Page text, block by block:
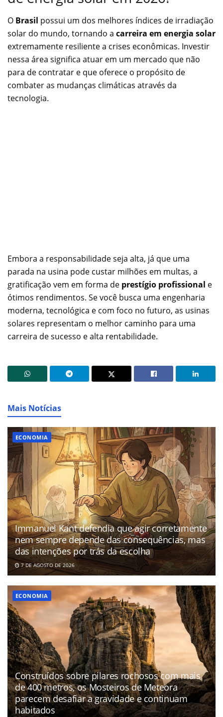
O Brasil possui um dos melhores índices de irradiação
solar do mundo, tornando a carreira em energia solar
extremamente resiliente a crises econômicas. Investir
nessa área significa atuar em um mercado que não
para de contratar e que oferece o propósito de
combater as mudanças climáticas através da
tecnologia.
Embora a responsabilidade seja alta, já que uma
parada na usina pode custar milhões em multas, a
gratificação vem em forma de prestígio profissional e
ótimos rendimentos. Se você busca uma engenharia
moderna, tecnológica e com foco no futuro, as usinas
solares representam o melhor caminho para uma
carreira de sucesso e alta rentabilidade.
Mais Notícias
ECONOMIA
Immanuel Kant defendia que agir corretamente
nem sempre depende das consequências, mas
das intenções por trás da escolha
7 DE AGOSTO DE 2026
ECONOMIA
Construídos sobre pilares rochosos com mais
de 400 metros, os Mosteiros de Meteora
parecem desafiar a gravidade e continuam
habitados